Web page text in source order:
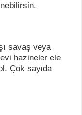
savaş veya
hazineler ele
Çok sayıda